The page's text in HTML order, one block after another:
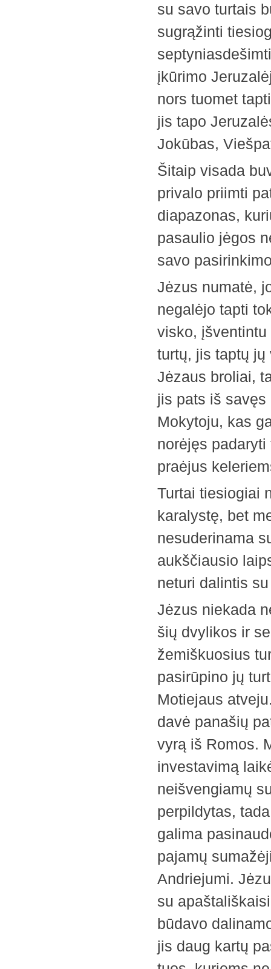
su savo turtais
sugrąžinti
įkūrimo
nors tuomet
jis tapo
Jokūbas,
Šitaip visada
privalo priimti
diapazonas,
pasaulio jėgos
savo
Jėzus numatė,
negalėjo tapti
visko,
turtų, jis taptų
Jėzaus broliai,
jis pats iš savęs
Mokytoju, kas
norėjęs
praėjus
Turtai tiesiogiai
karalystę, bet
nesuderinama
aukščiausio
neturi dalintis
Jėzus niekada
šių dvylikos ir
žemiškuosius
pasirūpino jų
Motiejaus
davė panašių
vyrą iš Romos.
investavimą
neišvengiamų
perpildytas,
galima
pajamų
Andriejumi.
su
būdavo
jis daug kartų